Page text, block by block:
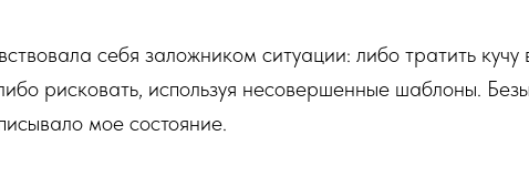
себя заложником ситуации: либо тратить
рисковать, используя несовершенные шаблоны.
мое состояние.